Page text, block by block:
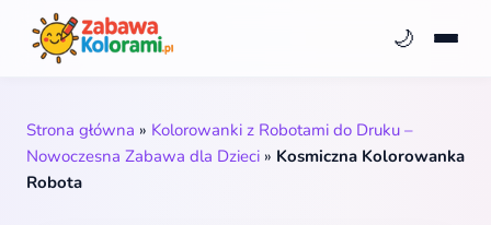
🌙
Strona główna » Kolorowanki z Robotami do Druku –
Nowoczesna Zabawa dla Dzieci » Kosmiczna Kolorowanka
Robota